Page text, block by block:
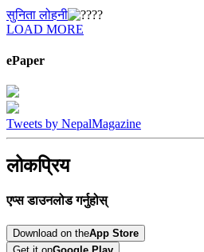
सुनिता लोहनी
LOAD MORE
ePaper
Tweets by NepalMagazine
लोकप्रिय
एप्स डाउनलोड गर्नुहोस्
Download on theApp Store